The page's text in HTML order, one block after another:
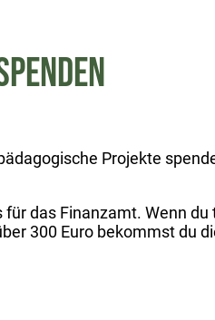
Projekte
das Finanzamt. Wenn
300 Euro bekommst du